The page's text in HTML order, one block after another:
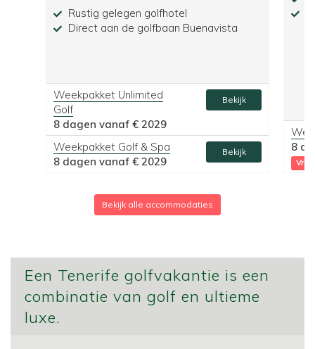
Rustig gelegen golfhotel
Direct aan de golfbaan Buenavista
Weekpakket Unlimited
Golf
8 dagen vanaf € 2029
Bekijk
Weekpakket Golf & Spa
8 dagen vanaf € 2029
Bekijk
8
Bekijk alle accommodaties
Een Tenerife golfvakantie is een
combinatie van golf en ultieme
luxe.